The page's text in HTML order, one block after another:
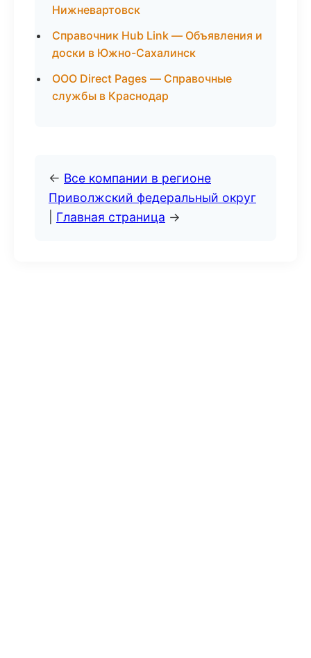
Нижневартовск
Справочник Hub Link — Объявления и
доски в Южно-Сахалинск
ООО Direct Pages — Справочные
службы в Краснодар
← Все компании в регионе
Приволжский федеральный округ
Главная страница →